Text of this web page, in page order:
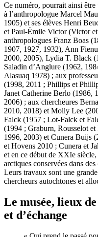
Ce numéro, pourrait ainsi
à l’anthropologue Marcel
1905) et ses élèves Henri
et Paul-Émile Victor (Victor
anthropologues Franz Boas
1907, 1927, 1932), Ann
2000, 2005), Lydia T. Black
Saladin d’Anglure (1962,
Alasuaq 1978) ; aux
(1998, 2011 ; Phillips et
Janet Catherine Berlo (1986,
2006) ; aux chercheures
2010, 2018) et Molly Lee
Falck (1957 ; Lot-Falck et
(1994 ; Graburn, Rousselot
1996, 2003) et Cunera Buijs
et Hovens 2010 ; Cunera et
et en ce début de XXIe siècle,
arctiques conservées dans
Leurs travaux sont une
chercheurs autochtones et
Le musée, lieux
et d’échange